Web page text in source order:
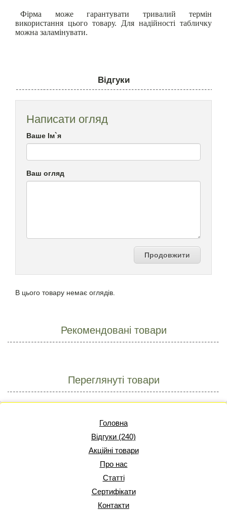
Фірма може гарантувати тривалий термін
використання цього товару. Для надійності табличку
можна заламінувати.
Відгуки
Написати огляд
Ваше Ім`я
Ваш огляд
Продовжити
В цього товару немає оглядів.
Рекомендовані товари
Переглянуті товари
Головна
Відгуки (240)
Акційні товари
Про нас
Статті
Сертифікати
Контакти